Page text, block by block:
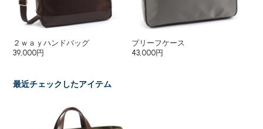
２ｗａｙハンドバッグ
39,000円
ブリーフケース
43,000円
最近チェックしたアイテム